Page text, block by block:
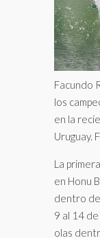
Facundo
los
en la
Uruguay.
La
en Honu
dentro
9 al 14
olas